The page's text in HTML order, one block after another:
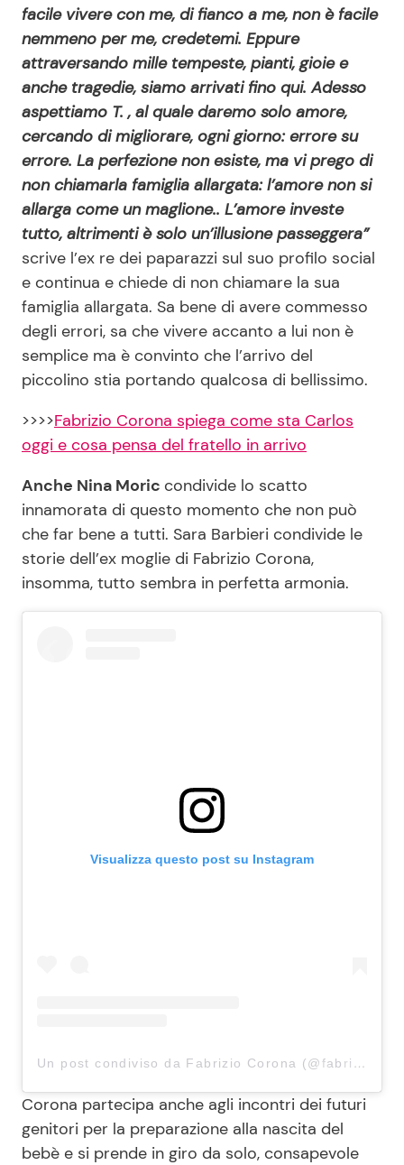
facile vivere con me, di fianco a me, non è facile
nemmeno per me, credetemi. Eppure
attraversando mille tempeste, pianti, gioie e
anche tragedie, siamo arrivati fino qui. Adesso
aspettiamo T. , al quale daremo solo amore,
cercando di migliorare, ogni giorno: errore su
errore. La perfezione non esiste, ma vi prego di
non chiamarla famiglia allargata: l’amore non si
allarga come un maglione.. L’amore investe
tutto, altrimenti è solo un’illusione passeggera”
scrive l’ex re dei paparazzi sul suo profilo social
e continua e chiede di non chiamare la sua
famiglia allargata. Sa bene di avere commesso
degli errori, sa che vivere accanto a lui non è
semplice ma è convinto che l’arrivo del
piccolino stia portando qualcosa di bellissimo.
>>>>Fabrizio Corona spiega come sta Carlos
oggi e cosa pensa del fratello in arrivo
Anche Nina Moric condivide lo scatto
innamorata di questo momento che non può
che far bene a tutti. Sara Barbieri condivide le
storie dell’ex moglie di Fabrizio Corona,
insomma, tutto sembra in perfetta armonia.
Visualizza questo post su Instagram
Un post condiviso da Fabrizio Corona (@fabriziocoronareal)
Corona partecipa anche agli incontri dei futuri
genitori per la preparazione alla nascita del
bebè e si prende in giro da solo, consapevole